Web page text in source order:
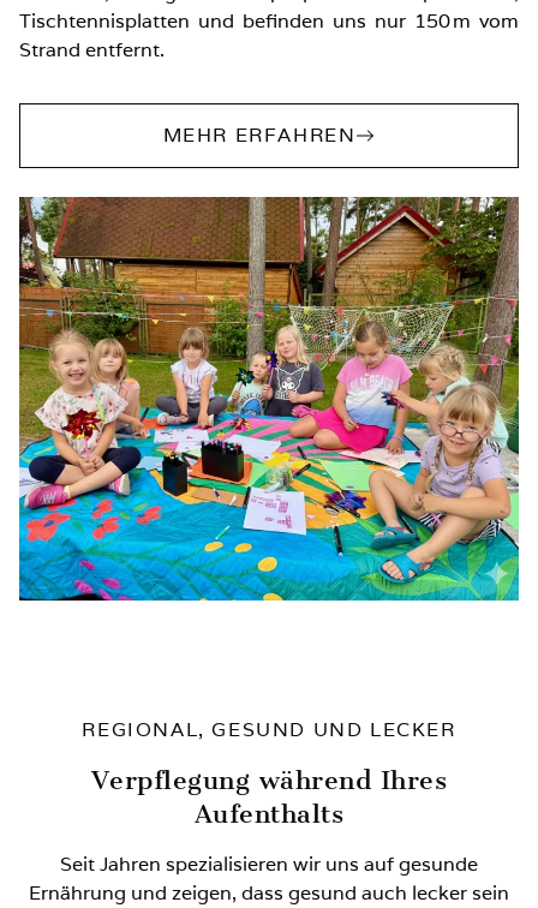
Tischtennisplatten und befinden uns nur 150 m vom
Strand entfernt.
MEHR ERFAHREN
REGIONAL, GESUND UND LECKER
Verpflegung während Ihres
Aufenthalts
Seit Jahren spezialisieren wir uns auf gesunde
Ernährung und zeigen, dass gesund auch lecker sein